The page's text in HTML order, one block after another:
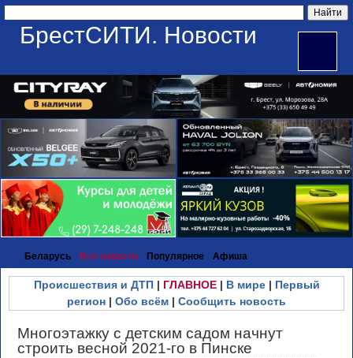
БрестСИТИ. Новости
Беларусь Все новости Популярное Афиша
Происшествия и ДТП| ГЛАВНОЕ| В мире| Первый
регион | Обо всём | Сообщить новость
Многоэтажку с детским садом начнут
строить весной 2021-го в Пинске